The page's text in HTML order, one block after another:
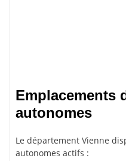
Emplacements
autonomes
Le département Vienne
autonomes actifs :